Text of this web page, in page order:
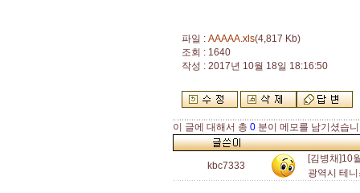
파일 : AAAAA.xls(4,817 Kb)
조회 : 1640
작성 : 2017년 10월 18일 18:16:50
이 글에 대해서 총 0 분이 메모를 남기셨습
kbc7333
[김병채]10
광역시 테